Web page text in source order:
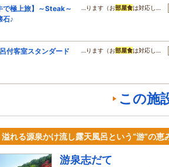
で極上旅】～Steak～
石♪
…ります（お部屋食は対応し…
付客室スタンダード
…ります（お部屋食は対応し…
この施
れる源泉かけ流し露天風呂という“游”の恵
游泉志だて